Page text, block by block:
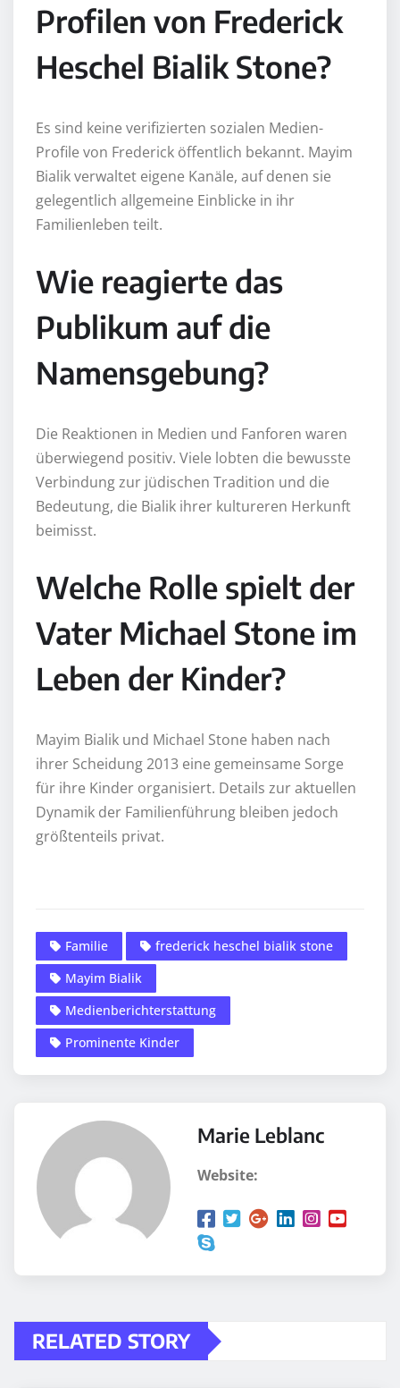
Profilen von Frederick
Heschel Bialik Stone?
Es sind keine verifizierten sozialen Medien-
Profile von Frederick öffentlich bekannt. Mayim
Bialik verwaltet eigene Kanäle, auf denen sie
gelegentlich allgemeine Einblicke in ihr
Familienleben teilt.
Wie reagierte das
Publikum auf die
Namensgebung?
Die Reaktionen in Medien und Fanforen waren
überwiegend positiv. Viele lobten die bewusste
Verbindung zur jüdischen Tradition und die
Bedeutung, die Bialik ihrer kultureren Herkunft
beimisst.
Welche Rolle spielt der
Vater Michael Stone im
Leben der Kinder?
Mayim Bialik und Michael Stone haben nach
ihrer Scheidung 2013 eine gemeinsame Sorge
für ihre Kinder organisiert. Details zur aktuellen
Dynamik der Familienführung bleiben jedoch
größtenteils privat.
Familie
frederick heschel bialik stone
Mayim Bialik
Medienberichterstattung
Prominente Kinder
Marie Leblanc
Website:
RELATED STORY